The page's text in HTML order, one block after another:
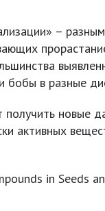
–
бобы в разные
новые
активных
in Seeds